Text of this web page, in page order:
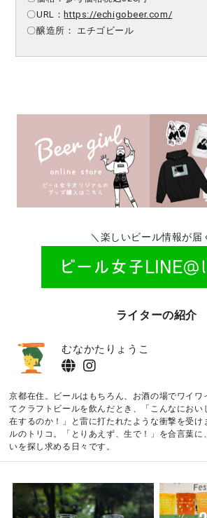
〇URL：https://echigobeer.com/
〇醸造所： エチゴビール
＼楽しいビール情報が届
ライターの紹介
むなかたりょうこ
京都在住。ビールはもちろん、お酒の場でワイワ
てクラフトビールを飲んだとき、「こんなにおい
在するのか！」と雷に打たれたような衝撃を受け
ルのトリコ。「とりあえず、生で！」を合言葉に
いを探し求める日々です。